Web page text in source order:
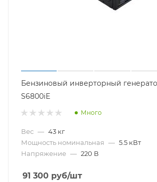
Бензиновый инверторный генератор Zammer
S6800iE
Много
Вес — 43 кг
Мощность номинальная — 5.5 кВт
Напряжение — 220 В
91 300 руб/шт